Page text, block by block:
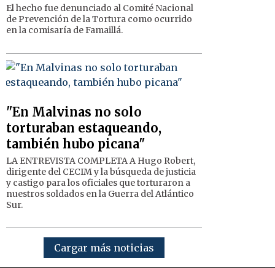
El hecho fue denunciado al Comité Nacional
de Prevención de la Tortura como ocurrido
en la comisaría de Famaillá.
"En Malvinas no solo
torturaban estaqueando,
también hubo picana"
LA ENTREVISTA COMPLETA A Hugo Robert,
dirigente del CECIM y la búsqueda de justicia
y castigo para los oficiales que torturaron a
nuestros soldados en la Guerra del Atlántico
Sur.
Cargar más noticias